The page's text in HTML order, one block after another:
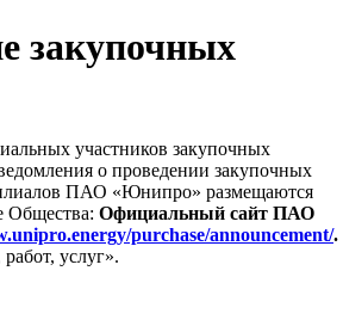
закупочных
участников закупочных
о проведении закупочных
ПАО «Юнипро» размещаются
Общества: Официальный сайт ПАО
purchase/announcement/.
услуг».